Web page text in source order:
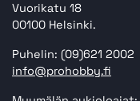
Vuorikatu 18
00100 Helsinki.
Puhelin: (09)621 2002
info@prohobby.fi